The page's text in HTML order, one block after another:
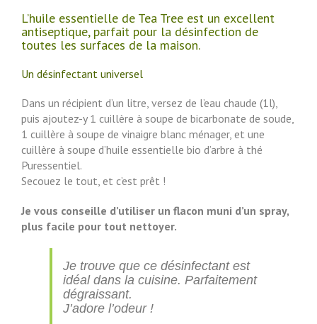
L’huile essentielle de Tea Tree est un excellent
antiseptique, parfait pour la désinfection de
toutes les surfaces de la maison.
Un désinfectant universel
Dans un récipient d’un litre, versez de l’eau chaude (1l),
puis ajoutez-y 1 cuillère à soupe de bicarbonate de soude,
1 cuillère à soupe de vinaigre blanc ménager, et une
cuillère à soupe d’huile essentielle bio d’arbre à thé
Puressentiel.
Secouez le tout, et c’est prêt !
Je vous conseille d’utiliser un flacon muni d’un spray,
plus facile pour tout nettoyer.
Je trouve que ce désinfectant est
idéal dans la cuisine. Parfaitement
dégraissant.
J’adore l’odeur !